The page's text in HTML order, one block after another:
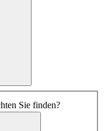
Sie finden?